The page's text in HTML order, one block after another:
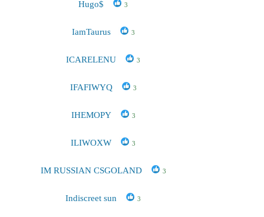
Hugo$ 3
IamTaurus 3
ICARELENU 3
IFAFIWYQ 3
IHEMOPY 3
ILIWOXW 3
IM RUSSIAN CSGOLAND 3
Indiscreet sun 3